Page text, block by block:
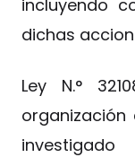
incluyendo
dichas
Ley N.°
organización